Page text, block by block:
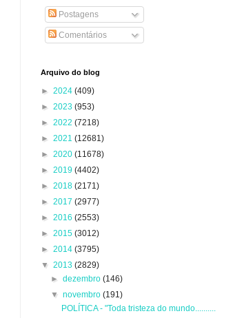
Postagens
Comentários
Arquivo do blog
► 2024 (409)
► 2023 (953)
► 2022 (7218)
► 2021 (12681)
► 2020 (11678)
► 2019 (4402)
► 2018 (2171)
► 2017 (2977)
► 2016 (2553)
► 2015 (3012)
► 2014 (3795)
▼ 2013 (2829)
►dezembro(146)
▼novembro(191)
POLÍTICA - "Toda tristeza do mundo..........